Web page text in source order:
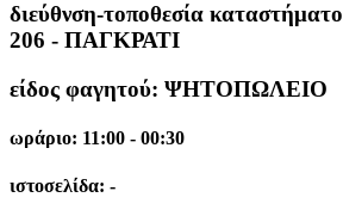
διεύθνση-τοποθεσία
206 - ΠΑΓΚΡΑΤΙ
είδος φαγητού: ΨΗΤΟΠΩΛΕΙΟ
ωράριο: 11:00 - 00:30
ιστοσελίδα: -